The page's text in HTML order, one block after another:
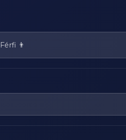
Férfi 👨